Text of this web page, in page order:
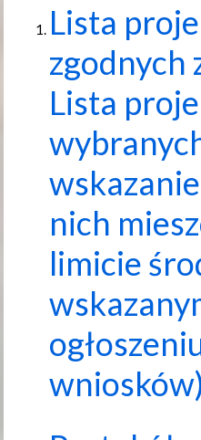
Lista
zgodnych
Lista
nich
limicie